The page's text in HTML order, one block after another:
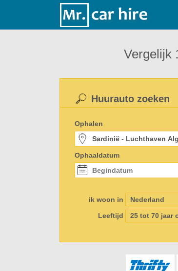
Vergelijk
Huurauto zoeken
Ophalen
Ophaaldatum
ik woon in
Leeftijd